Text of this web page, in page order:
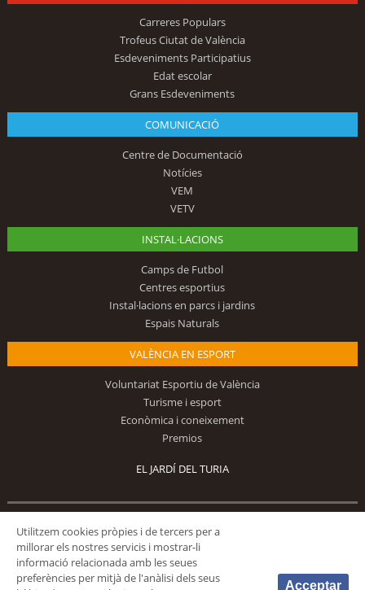
Carreres Populars
Trofeus Ciutat de València
Esdeveniments Participatius
Edat escolar
Grans Esdeveniments
COMUNICACIÓ
Centre de Documentació
Notícies
VEM
VETV
INSTAL·LACIONS
Camps de Futbol
Centres esportius
Instal·lacions en parcs i jardins
Espais Naturals
VALÈNCIA EN ESPORT
Voluntariat Esportiu de València
Turisme i esport
Econòmica i coneixement
Premios
EL JARDÍ DEL TURIA
Utilitzem cookies pròpies i de tercers per a
millorar els nostres servicis i mostrar-li
informació relacionada amb les seues
preferències per mitjà de l'anàlisi dels seus
Acceptar